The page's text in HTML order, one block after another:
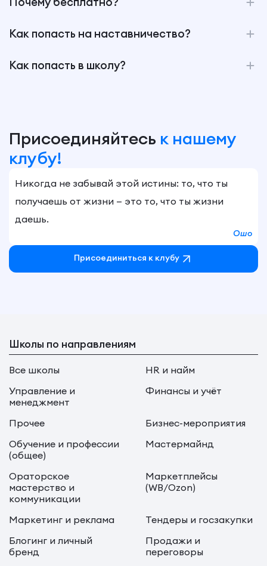
Как попасть на наставничество?
Как попасть в школу?
Присоединяйтесь к нашему
клубу!
Никогда не забывай этой истины: то, что ты
получаешь от жизни — это то, что ты жизни
даешь.
Ошо
Присоединиться к клубу
Школы по направлениям
Все школы
HR и найм
Управление и
менеджмент
Финансы и учёт
Прочее
Бизнес-мероприятия
Обучение и профессии
(общее)
Мастермайнд
Ораторское
мастерство и
коммуникации
Маркетплейсы
(WB/Ozon)
Маркетинг и реклама
Тендеры и госзакупки
Блогинг и личный
бренд
Продажи и
переговоры